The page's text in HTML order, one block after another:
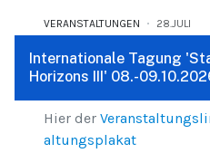
VERANSTALTUNGEN 28.JULI
Internationale Tagung
Horizons III' 08.-
Hier der
altungsplakat